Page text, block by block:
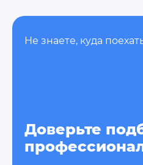
Не знаете, куда
Доверьте